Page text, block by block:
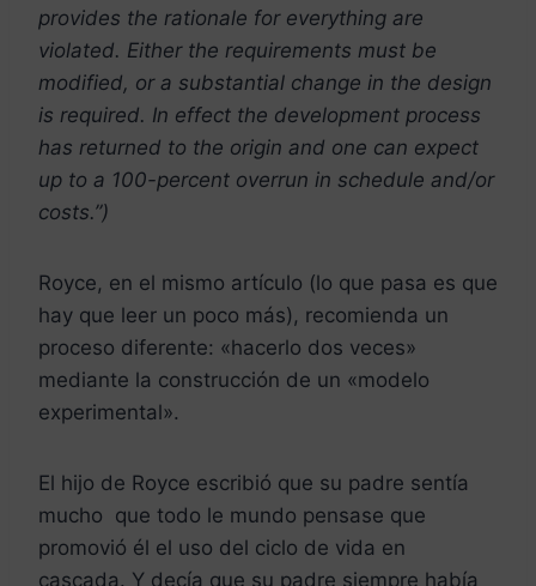
provides the rationale for everything are
violated. Either the requirements must be
modified, or a substantial change in the design
is required. In effect the development process
has returned to the origin and one can expect
up to a 100-percent overrun in schedule and/or
costs.”)
Royce, en el mismo artículo (lo que pasa es que
hay que leer un poco más), recomienda un
proceso diferente: «hacerlo dos veces»
mediante la construcción de un «modelo
experimental».
El hijo de Royce escribió que su padre sentía
mucho que todo le mundo pensase que
promovió él el uso del ciclo de vida en
cascada. Y decía que su padre siempre había